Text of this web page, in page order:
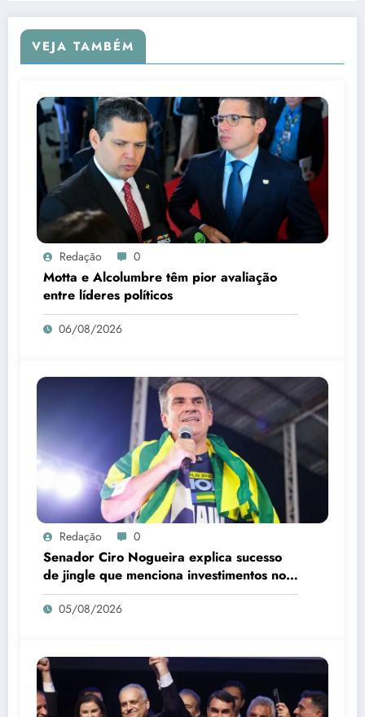
VEJA TAMBÉM
Redação 0
Motta e Alcolumbre têm pior avaliação
entre líderes políticos
06/08/2026
Redação 0
Senador Ciro Nogueira explica sucesso
de jingle que menciona investimentos no
Piauí
05/08/2026